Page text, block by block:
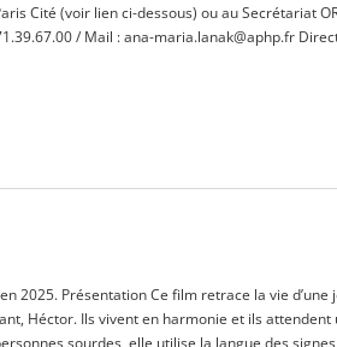
Cité (voir lien ci-dessous) ou au Secrétariat
/ Mail : ana-maria.lanak@aphp.fr
2025. Présentation Ce film retrace la vie d’une
Héctor. Ils vivent en harmonie et ils attendent
sourdes, elle utilise la langue des